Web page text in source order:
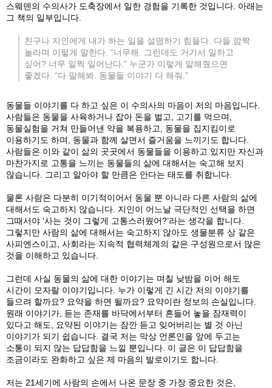
스웨덴의 수의사가 도축장에서 일한 경험을 기록한 것입니다. 아래는
그 책의 일부입니다.
친구나 지인에게 내가 하는 일을 설명하기 힘들다. 다들 깜짝
놀라며 이렇게 말한다. “너무해. 그런데도 거기서 일하고
싶어? 너무 일찍 일어난다.” 누군가 이렇게 말해줬으면
좋겠다. “다 말해봐. 동물들 이야기 다 해줘.”
동물들 이야기를 다 하고 싶은 이 수의사의 마음이 저의 마음입니다.
사람들은 동물을 사육하거나 잡아 돈을 벌고, 고기를 먹으며,
동물실험을 거쳐 만들어낸 약을 복용하고, 동물을 집지킴이로
이용하기도 하며, 동물과 함께 살면서 즐거움을 느끼기도 합니다.
사람들은 이와 같이 삶의 곳곳에서 동물들을 이용하고 있지만 자신과
마찬가지로 고통을 느끼는 동물들의 삶에 대해서는 숙고해 보지
않습니다. 그리고 알아야 할 만큼은 안다는 태도를 취합니다.
물론 사람은 다분히 이기적이어서 동물 뿐 아니라 다른 사람의 삶에
대해서도 숙고하지 않습니다. 지인이 어느날 극단적인 선택을 하면
그때서야 ‘사는 것이 그렇게 고통스러웠어?’라는 생각을 합니다.
그렇지만 사람의 삶에 대해서는 숙고하지 않아도 생물분류 상 같은
사피엔스이고, 사회라는 지속적 협력체계의 같은 구성원으로서 많은
것을 이해하고 있습니다.
그런데 사실 동물의 삶에 대한 이야기는 며칠 낮밤을 이어 해도
시간이 모자랄 이야기입니다. 누가 이렇게 긴 시간 저의 이야기를
들으려 할까요? 요약을 하면 될까요? 요약이란 정보의 손실입니다.
원래 이야기가, 듣는 존재를 바닥에서부터 흔들어 놓을 잠재력이
있다고 해도, 요약된 이야기는 잠깐 듣고 잊어버리는 별 것 아닌
이야기가 되기 쉽습니다. 결국 저는 막상 언론인을 앞에 두고는
소통이 되지 않는 답답함을 느낄 뿐입니다. 이 글은 이 답답함을
조금이라도 완화하고 싶은 제 마음의 발로이기도 합니다.
저는 21세기에 사람의 손에서 나온 문장 중 가장 중요한 것은,